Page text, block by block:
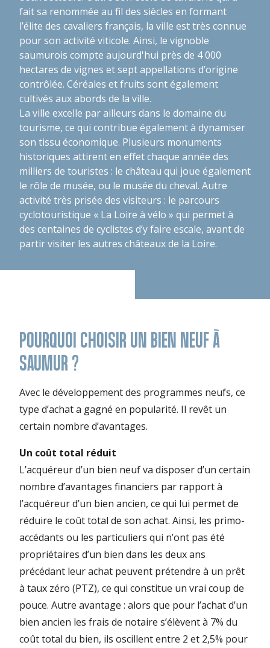
fait sa renommée au fil des siècles en formant
l’élite des cavaliers français, la ville est très connue
pour son activité viticole. Ainsi, le vignoble
saumurois compte aujourd'hui près de 4 000
hectares de vignes et sept appellations d’origine
contrôlée. Céréales et fruits sont également
cultivés aux abords de la ville.
La ville excelle par ailleurs dans le domaine du
tourisme, ce qui contribue également à dynamiser
son tissu économique. Plusieurs monuments
historiques attirent en effet chaque année des
milliers de touristes : le château qui joue également
le rôle de musée, ou le musée du cheval. Autre
activité très prisée des visiteurs : le parcours
cyclotouristique « La Loire à vélo » qui permet à
des centaines de cyclistes d’y faire escale, avant de
partir visiter les autres châteaux de la Loire.
POURQUOI CHOISIR UN BIEN NEUF À
SAUMUR ?
Avec le développement des programmes neufs, ce
type d’achat a gagné en popularité. Il revêt un
certain nombre d’avantages.
Un coût total réduit
L’acquéreur d’un bien neuf va disposer d’un certain
nombre d’avantages financiers par rapport à
l’acquéreur d’un bien ancien, ce qui lui permet de
réduire le coût total de son achat. Ainsi, les primo-
accédants ou les particuliers qui n’ont pas été
propriétaires d’un bien dans les deux ans
précédant leur achat peuvent prétendre à un prêt
à taux zéro (PTZ), ce qui constitue un vrai coup de
pouce. Autre avantage : alors que pour l’achat d’un
bien ancien les frais de notaire s’élèvent à 7% du
coût total du bien, ils oscillent entre 2 et 2,5% pour